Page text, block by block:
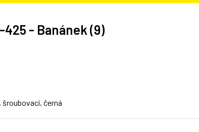
- Banánek (9)
šroubovací, černá